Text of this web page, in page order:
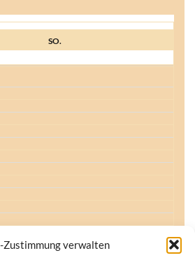
Zustimmung verwalten
SO.